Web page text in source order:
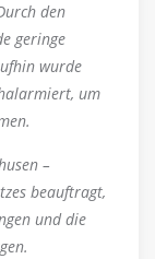
den
geringe
wurde
um
–
beauftragt,
und die